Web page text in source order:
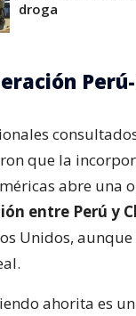
droga
que la
abre una
entre Perú y
Unidos, aunque
ahorita es